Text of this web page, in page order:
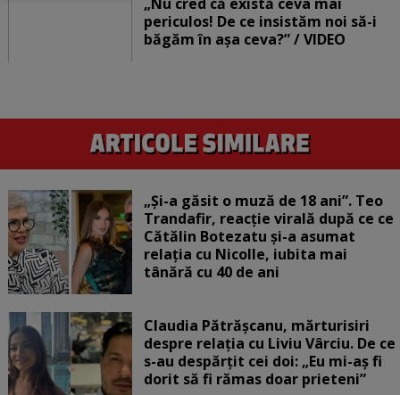
periculos! De ce insistăm noi să-i
băgăm în așa ceva?” / VIDEO
„Și-a găsit o muză de 18 ani”. Teo
Trandafir, reacție virală după ce ce
Cătălin Botezatu și-a asumat
relația cu Nicolle, iubita mai
tânără cu 40 de ani
Claudia Pătrășcanu, mărturisiri
despre relația cu Liviu Vârciu. De ce
s-au despărțit cei doi: „Eu mi-aș fi
dorit să fi rămas doar prieteni”